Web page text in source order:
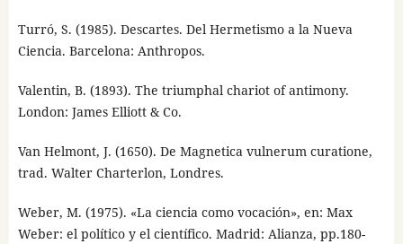
Turró, S. (1985). Descartes. Del Hermetismo a la Nueva
Ciencia. Barcelona: Anthropos.
Valentin, B. (1893). The triumphal chariot of antimony.
London: James Elliott & Co.
Van Helmont, J. (1650). De Magnetica vulnerum curatione,
trad. Walter Charterlon, Londres.
Weber, M. (1975). «La ciencia como vocación», en: Max
Weber: el político y el científico. Madrid: Alianza, pp.180-